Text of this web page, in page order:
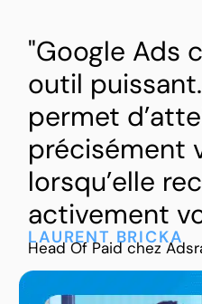
"Google Ads
outil
permet
précisément
lorsqu’elle
activement
LAURENT BRICKA
Head Of Paid chez